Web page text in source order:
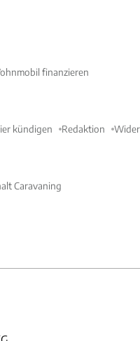
finanzieren
kündigen Redaktion
Caravaning